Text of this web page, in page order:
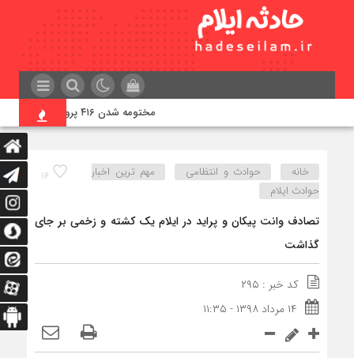
مختومه شدن ۴۱۶ پرونده در هیئت‌های صلح ایلام
۱۶ خانه حوادث و انتظامی
مهم ترین اخبار
حوادث ایلام
تصادف وانت پیکان و پراید در ایلام یک کشته و زخمی بر جای
گذاشت
کد خبر : ۲۹۵
۱۴ مرداد ۱۳۹۸ - ۱۱:۳۵